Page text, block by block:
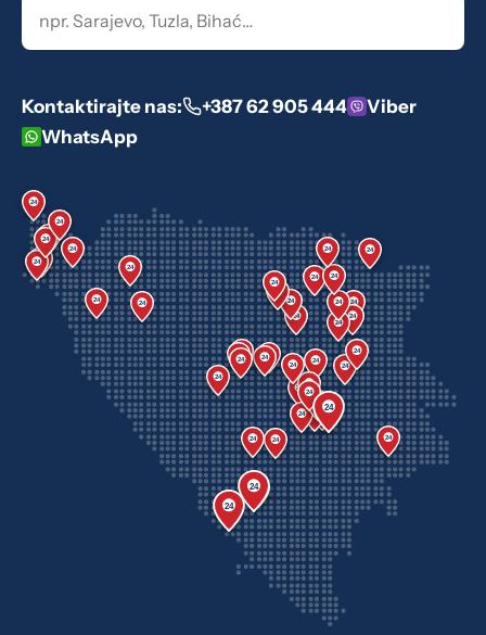
Kontaktirajte nas: +387 62 905 444
Viber
WhatsApp